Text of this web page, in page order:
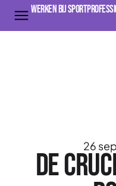
Werken bij
26
De